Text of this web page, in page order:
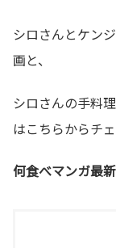
シロさんとケン
画と、
シロさんの手料
はこちらからチ
何食べマンガ最